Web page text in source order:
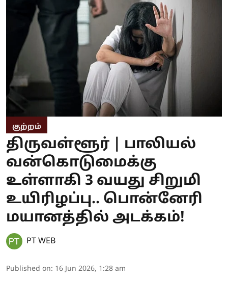
குற்றம்
திருவள்ளூர் | பாலியல்
வன்கொடுமைக்கு
உள்ளாகி 3 வயது சிறுமி
உயிரிழப்பு.. பொன்னேரி
மயானத்தில் அடக்கம்!
PT WEB
Published on: 16 Jun 2026, 1:28 am